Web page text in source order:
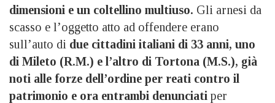
dimensioni e un coltellino multiuso. Gli arnesi da
scasso e l’oggetto atto ad offendere erano
sull’auto di due cittadini italiani di 33 anni, uno
di Mileto (R.M.) e l’altro di Tortona (M.S.), già
noti alle forze dell’ordine per reati contro il
patrimonio e ora entrambi denunciati per